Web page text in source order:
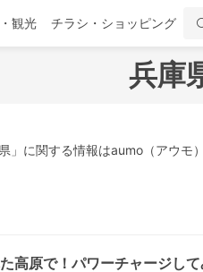
観光 チラシ・ショッピング
兵庫
」に関する情報はaumo（アウモ
高原で！パワーチャージし